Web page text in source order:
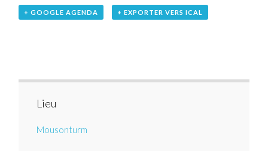
+ GOOGLE AGENDA + EXPORTER VERS ICAL
Lieu
Mousonturm